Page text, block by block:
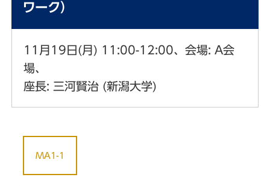
ワーク）
11月19日(月) 11:00-12:00、会場: A会
場、
座長: 三河賢治 (新潟大学)
MA1-1